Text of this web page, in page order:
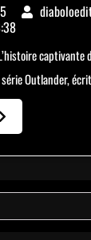
captivante
Outlander,